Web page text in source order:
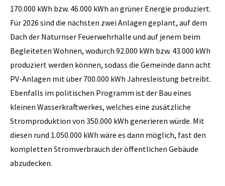
170.000 kWh bzw. 46.000 kWh an grüner Energie produziert.
Für 2026 sind die nächsten zwei Anlagen geplant, auf dem
Dach der Naturnser Feuerwehrhalle und auf jenem beim
Begleiteten Wohnen, wodurch 92.000 kWh bzw. 43.000 kWh
produziert werden können, sodass die Gemeinde dann acht
PV-Anlagen mit über 700.000 kWh Jahresleistung betreibt.
Ebenfalls im politischen Programm ist der Bau eines
kleinen Wasserkraftwerkes, welches eine zusätzliche
Stromproduktion von 350.000 kWh generieren würde. Mit
diesen rund 1.050.000 kWh wäre es dann möglich, fast den
kompletten Stromverbrauch der öffentlichen Gebäude
abzudecken.